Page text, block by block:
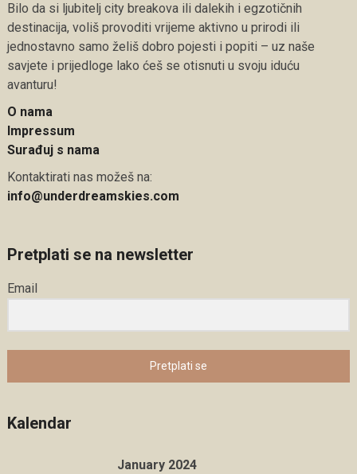
Bilo da si ljubitelj city breakova ili dalekih i egzotičnih
destinacija, voliš provoditi vrijeme aktivno u prirodi ili
jednostavno samo želiš dobro pojesti i popiti – uz naše
savjete i prijedloge lako ćeš se otisnuti u svoju iduću
avanturu!
O nama
Impressum
Surađuj s nama
Kontaktirati nas možeš na:
info@underdreamskies.com
Pretplati se na newsletter
Email
Pretplati se
Kalendar
January 2024